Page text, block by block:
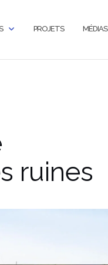
PROJETS MÉDIAS
ruines